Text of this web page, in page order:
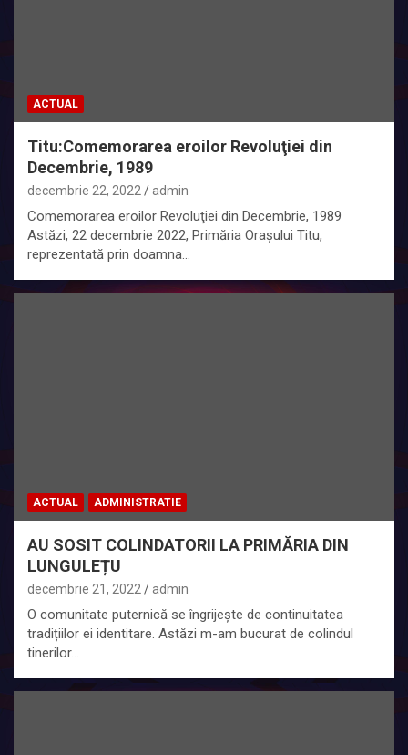
ACTUAL
Titu:Comemorarea eroilor Revoluţiei din
Decembrie, 1989
decembrie 22, 2022 admin
Comemorarea eroilor Revoluţiei din Decembrie, 1989
Astăzi, 22 decembrie 2022, Primăria Orașului Titu,
reprezentată prin doamna…
ACTUAL ADMINISTRATIE
AU SOSIT COLINDATORII LA PRIMĂRIA DIN
LUNGULEȚU
decembrie 21, 2022 admin
O comunitate puternică se îngrijește de continuitatea
tradițiilor ei identitare. Astăzi m-am bucurat de colindul
tinerilor…